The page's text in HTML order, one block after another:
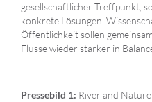
gesellschaftlicher Treffpunkt,
konkrete Lösungen.
Öffentlichkeit sollen
Flüsse wieder stärker in
Pressebild 1: River and